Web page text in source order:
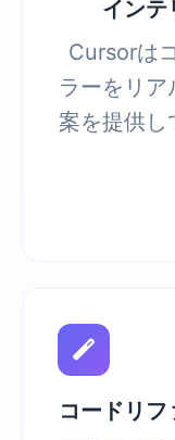
インテ
Cursorは
ラーをリ
案を提供し
コードリ